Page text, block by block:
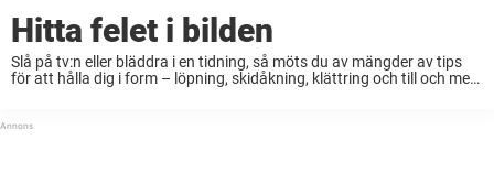
Hitta felet i bilden
Slå på tv:n eller bläddra i en tidning, så möts du av mängder av tips
för att hålla dig i form – löpning, skidåkning, klättring och till och med